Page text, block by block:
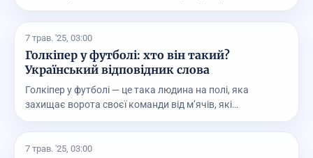
7 трав. '25, 03:00
Голкіпер у футболі: хто він такий?
Український відповідник слова
Голкіпер у футболі — це така людина на полі, яка
захищає ворота своєї команди від м’ячів, які
7 трав. '25, 03:00